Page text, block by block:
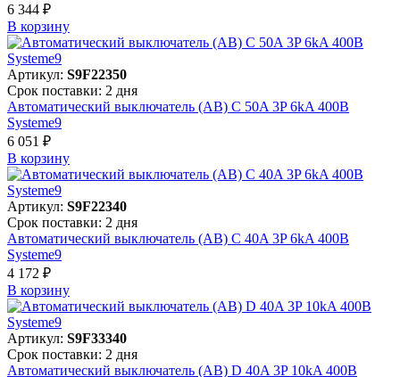
6 344 ₽
В корзинy
Артикул: S9F22350
Срок поставки: 2 дня
Автоматический выключатель (АВ) C 50A 3P 6kA 400В
Systeme9
6 051 ₽
В корзинy
Артикул: S9F22340
Срок поставки: 2 дня
Автоматический выключатель (АВ) C 40A 3P 6kA 400В
Systeme9
4 172 ₽
В корзинy
Артикул: S9F33340
Срок поставки: 2 дня
Автоматический выключатель (АВ) D 40A 3P 10kA 400В